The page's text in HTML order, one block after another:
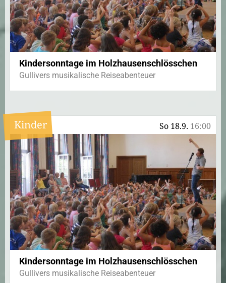
Kindersonntage im Holzhausenschlösschen
Gullivers musikalische Reiseabenteuer
So 18.9. 16:00
Kinder
Kindersonntage im Holzhausenschlösschen
Gullivers musikalische Reiseabenteuer